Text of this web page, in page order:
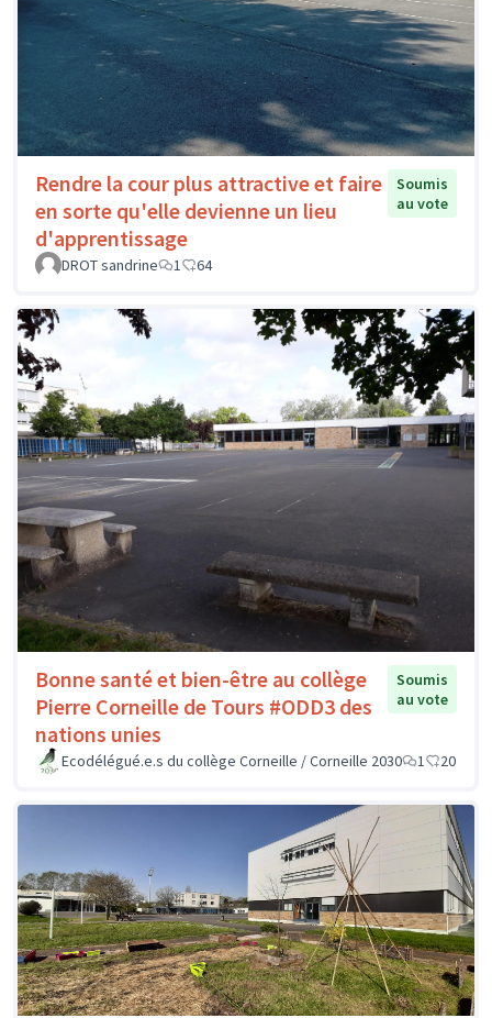
Rendre la cour plus attractive et faire
en sorte qu'elle devienne un lieu
d'apprentissage
Soumis
au vote
DROT sandrine 1 64
Bonne santé et bien-être au collège
Pierre Corneille de Tours #ODD3 des
nations unies
Soumis
au vote
Ecodélégué.e.s du collège Corneille / Corneille 2030 1 20